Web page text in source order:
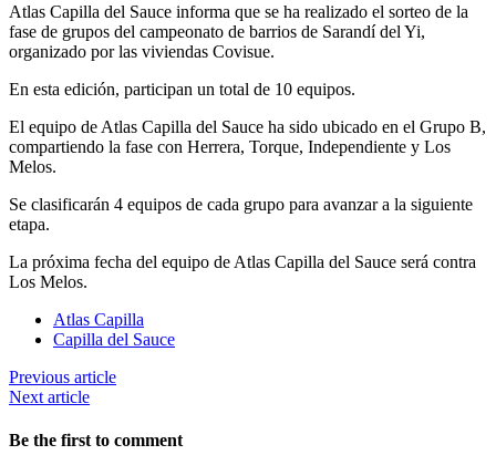
Atlas Capilla del Sauce informa que se ha realizado el sorteo de la
fase de grupos del campeonato de barrios de Sarandí del Yi,
organizado por las viviendas Covisue.
En esta edición, participan un total de 10 equipos.
El equipo de Atlas Capilla del Sauce ha sido ubicado en el Grupo B,
compartiendo la fase con Herrera, Torque, Independiente y Los
Melos.
Se clasificarán 4 equipos de cada grupo para avanzar a la siguiente
etapa.
La próxima fecha del equipo de Atlas Capilla del Sauce será contra
Los Melos.
Atlas Capilla
Capilla del Sauce
Previous article
Next article
Be the first to comment